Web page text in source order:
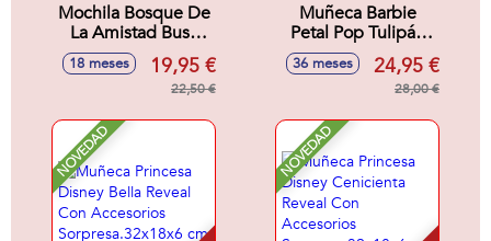
Mochila Bosque De
La Amistad Busy
Bea Fisher-Price
28x8x29 cm
18 meses 19,95 €
22,50 €
Muñeca Barbie
Petal Pop Tulipán
Rosa 32x12x12 cm
36 meses 24,95 €
28,00 €
NOVEDAD NOVEDAD